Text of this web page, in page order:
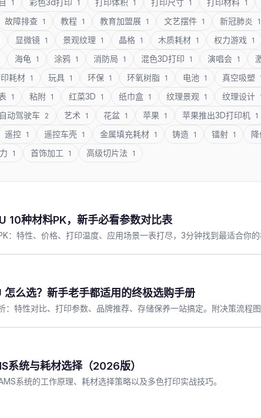
1 彩色3d打印 1 打印体积 1 打印尺寸 1 打印材料 1
故障排查 1 教程 1 教育加盟展 1 文艺摆件 1 新冠肺炎 1
显微镜 1 景观纹理 1 晶格 1 木质耗材 1 权力游戏 1
海龟 1 涂鸦 1 消防局 1 混色3D打印 1 演唱会 1
耗材 1 玩具 1 环保 1 环氧树脂 1 电池 1 真空吸塑
1 粘附 1 红菜3D 1 纸巾盒 1 纹理景观 1 纹理设计
自动驾驶车 2 艺术 1 花盆 1 苹果 1 苹果推出3D打印机 1
遥控 1 遥控车壳 1 金属填充耗材 1 铸造 1 镭射 1
1 首饰加工 1 高级切片法 1
10种材料PK，新手必看参数对比表
：特性、价格、打印温度、应用场景一表打尽，3分钟找到最适合你
么选？新手老手都适用的终极选购手册
特性对比、打印参数、品牌推荐、存储保养一站搞定。附决策流程
系统与耗材选择（2026版）
系统的工作原理、耗材选择策略以及多色打印实战技巧。